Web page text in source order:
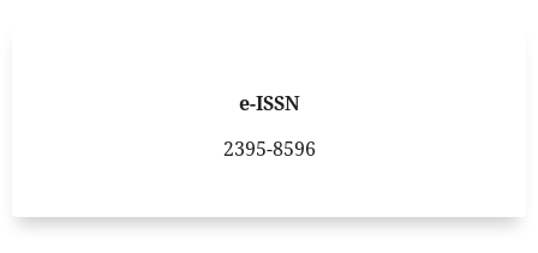
e-ISSN
2395-8596